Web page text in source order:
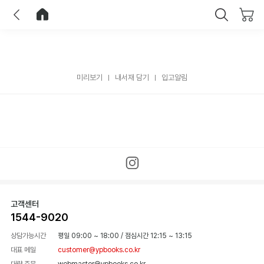
미리보기 내서재 담기 입고알림
고객센터
1544-9020
상담가능시간 평일 09:00 ~ 18:00 / 점심시간 12:15 ~ 13:15
대표 메일
customer@ypbooks.co.kr